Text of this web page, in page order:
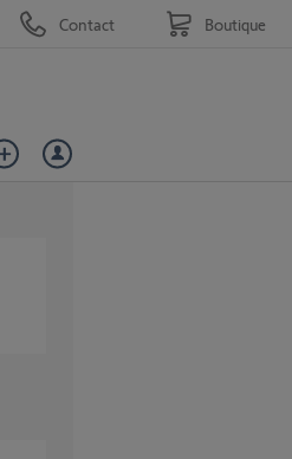
Contact Boutique